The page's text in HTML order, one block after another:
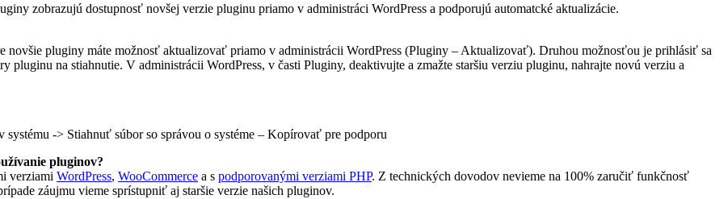
zobrazujú dostupnosť novšej verzie pluginu priamo v administráci WordPress a podporujú automatcké aktualizácie.
novšie pluginy máte možnosť aktualizovať priamo v administrácii WordPress (Pluginy – Aktualizovať). Druhou možnosťou je prihlásiť sa
pluginu na stiahnutie. V administrácii WordPress, v časti Pluginy, deaktivujte a zmažte staršiu verziu pluginu, nahrajte novú verziu a
-> Stiahnuť súbor so správou o systéme – Kopírovať pre podporu
pluginov?
verziami WordPress, WooCommerce a s podporovanými verziami PHP. Z technických dovodov nevieme na 100% zaručiť funkčnosť
záujmu vieme sprístupniť aj staršie verzie našich pluginov.